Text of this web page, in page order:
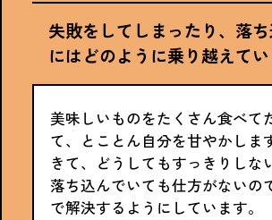
失敗をしてしまったり、落
にはどのように乗り越えて
美味しいものをたくさん食べて
て、とことん自分を甘やかしま
きて、どうしてもすっきりしな
落ち込んでいても仕方がないの
で解決するようにしています。